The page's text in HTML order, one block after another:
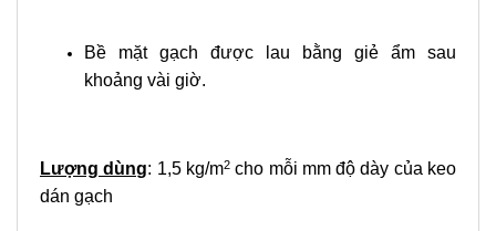
Bề mặt gạch được lau bằng giẻ ẩm sau
khoảng vài giờ.
Lượng dùng: 1,5 kg/m2cho mỗi mm độ dày của keo
dán gạch